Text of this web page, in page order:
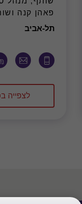
פאהן קנה
תל-אביב
לצפייה